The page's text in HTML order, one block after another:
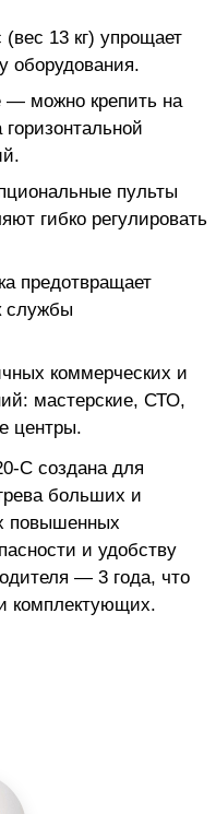
(вес 13 кг) упрощает
оборудования.
— можно крепить на
пульты
гибко регулировать
предотвращает
службы
коммерческих и
мастерские, СТО,
центры.
С создана для
больших и
повышенных
и удобству
— 3 года, что
комплектующих.